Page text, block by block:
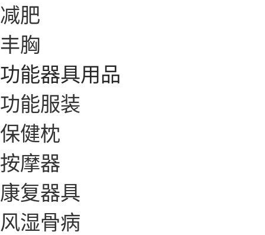
减肥
丰胸
功能器具用品
功能服装
保健枕
按摩器
康复器具
风湿骨病